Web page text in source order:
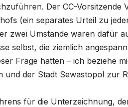
Der CC-Vorsitzende
(ein separates Urteil zu
zwei Umstände waren dafür
selbst, die ziemlich
Frage hatten – ich beziehe
und der Stadt Sewastopol zur
für die Unterzeichnung,